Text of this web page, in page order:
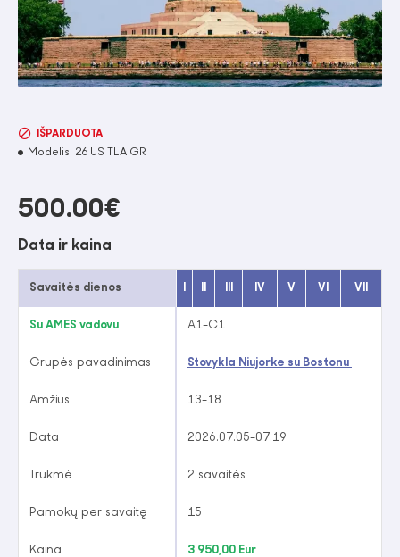
500.00€
IŠPARDUOTA
Modelis: 26 US TLA GR
Data ir kaina
Savaitės dienos IV V VI VII
Su AMES vadovu A1-C1
Grupės pavadinimas Stovykla Niujorke su Bostonu
Amžius 13-18
Data 2026.07.05-07.19
Trukmė 2 savaitės
Pamokų per savaitę 15
Kaina 3 950,00 Eur